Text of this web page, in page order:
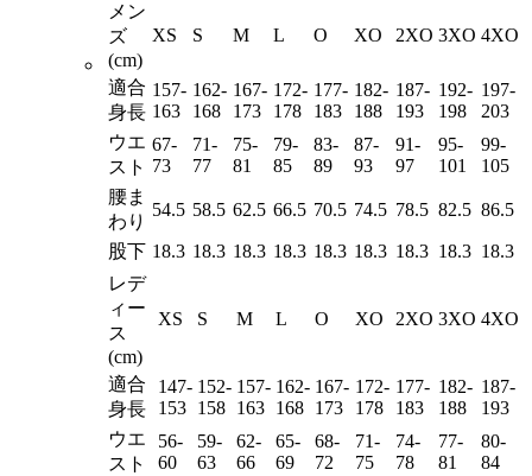
メン
ズ
(cm)
XS S M L O XO 2XO 3XO 4XO
適合
身長
157-
163
162-
168
167-
173
172-
178
177-
183
182-
188
187-
193
192-
198
197-
203
ウエ
スト
67-
73
71-
77
75-
81
79-
85
83-
89
87-
93
91-
97
95-
101
99-
105
腰ま
わり
54.5 58.5 62.5 66.5 70.5 74.5 78.5 82.5 86.5
股下 18.3 18.3 18.3 18.3 18.3 18.3 18.3 18.3 18.3
レデ
ィー
ス
(cm)
XS S M L O XO 2XO 3XO 4XO
適合
身長
147-
153
152-
158
157-
163
162-
168
167-
173
172-
178
177-
183
182-
188
187-
193
ウエ
スト
56-
60
59-
63
62-
66
65-
69
68-
72
71-
75
74-
78
77-
81
80-
84